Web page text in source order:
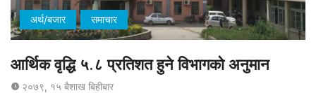
अर्थ/बजार समाचार
आर्थिक वृद्धि ५.८ प्रतिशत हुने विभागको अनुमान
२०७९, १५ बैशाख बिहीबार